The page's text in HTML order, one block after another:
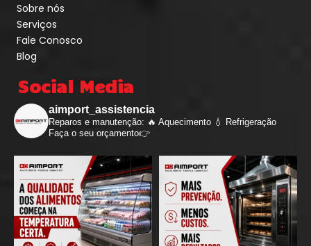
Sobre nós
Serviços
Fale Conosco
Blog
Social Media
aimport_assistencia
Reparos e manutenção: 🔥 Aquecimento 💧 Refrigeração
Faça o seu orçamento👉